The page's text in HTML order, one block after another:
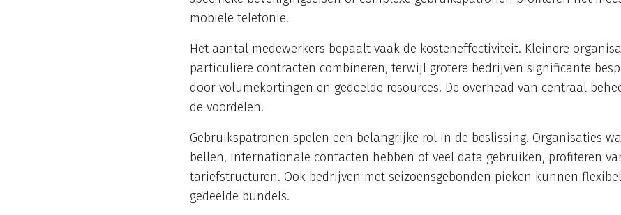
mobiele telefonie.
Het aantal medewerkers bepaalt vaak de kosteneffectiviteit. Kleinere
particuliere contracten combineren, terwijl grotere bedrijven significante
door volumekortingen en gedeelde resources. De overhead van centraal
de voordelen.
Gebruikspatronen spelen een belangrijke rol in de beslissing. Organisaties
bellen, internationale contacten hebben of veel data gebruiken, profiteren
tariefstructuren. Ook bedrijven met seizoensgebonden pieken kunnen
gedeelde bundels.